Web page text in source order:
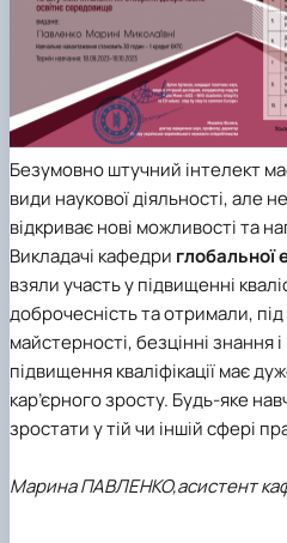
Безумовно штучний інтелект
види наукової діяльності, але
відкриває нові можливості та
Викладачі кафедри глобальної
взяли участь у підвищенні
доброчесність та отримали,
майстерності, безцінні знання
підвищення кваліфікації має
кар’єрного зросту. Будь-яке
зростати у тій чи іншій сфері
Марина ПАВЛЕНКО,асистент